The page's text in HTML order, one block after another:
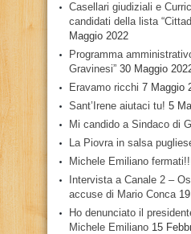
Casellari giudiziali e
candidati della lista
Maggio 2022
Programma
Gravinesi” 30 Maggio
Eravamo ricchi 7 Maggio
Sant’Irene aiutaci tu! 5
Mi candido a Sindaco di
La Piovra in salsa
Michele Emiliano
Intervista a Canale 2 –
accuse di Mario Conca
Ho denunciato il
Michele Emiliano 15